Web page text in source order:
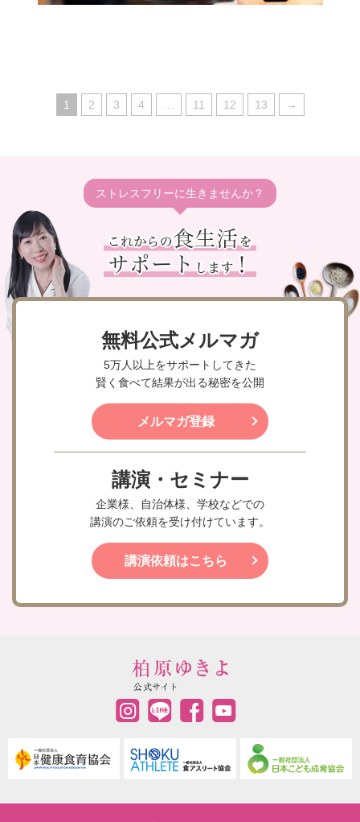
1 2 3 4 11 12 13 →
ストレスフリーに生きませんか？
無料公式メルマガ
5万人以上をサポートしてきた
賢く食べて結果が出る秘密を公開
メルマガ登録
講演・セミナー
企業様、自治体様、学校などでの
講演のご依頼を受け付けています。
講演依頼はこちら